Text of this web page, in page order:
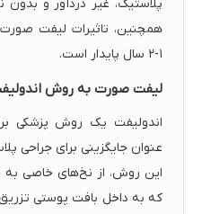
پلاستیک، غیر دردآور و بدون
همچنین، تاثیرات لیفت
۱-۲ سال پایدار است.
لیفت صورت به روش
اندولیفت یک روش پزشکی
عنوان جایگزینی برای جراحی
این روش، از نخ‌های خاصی به
که به داخل بافت پوستی